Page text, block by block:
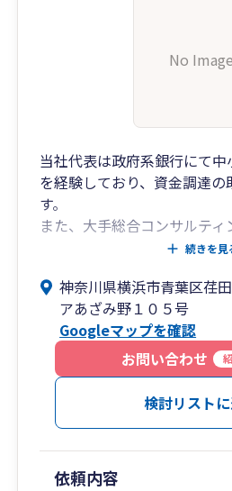
No Image
当社代表は政府系銀行にて
を経験しており、資金調達の
す。
また、大手総合コンサルテ
ティクス管理部門のITコンサ
これらを経験したのちに税
個人事業主を中心に税務顧問
ます。その他、上場準備企業
監査業務も得意としておりま
代表は30代と若く機動力、
お気軽にお問い合わせくだ
続きを見
神奈川県横浜市青葉区荏
アあざみ野１０５号
Googleマップを確認
お問い合わせ
検討リスト
依頼内容